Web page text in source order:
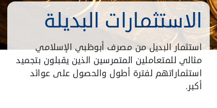
الاستثمارات البديلة
استثمار البديل من مصرف أبوظبي الإسلامي
مثالي للمتعاملين المتمرسين الذين يقبلون بتجميد
استثماراتهم لفترة أطول والحصول على عوائد
أكبر.